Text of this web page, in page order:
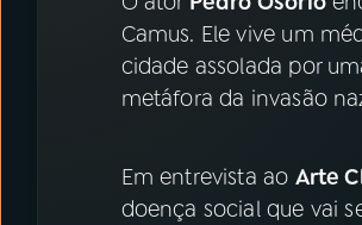
PRÊMIO RÁDIO MEC
Camus. Ele vive um
cidade assolada por
metáfora da invasão
Em entrevista ao Arte
doença social que vai